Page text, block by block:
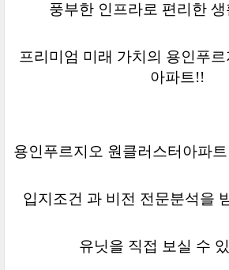
풍부한 인프라로 편리한
프리미엄 미래 가치의 용인푸
아파트!!
용인푸르지오 원클러스터아파
입지조건 과 비전 전문분석을
유닛을 직접 보실 수